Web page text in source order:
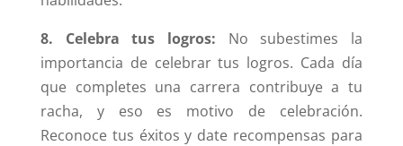
8. Celebra tus logros: No subestimes la
importancia de celebrar tus logros. Cada día
que completes una carrera contribuye a tu
racha, y eso es motivo de celebración.
Reconoce tus éxitos y date recompensas para